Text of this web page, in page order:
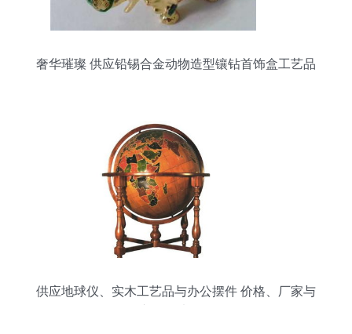
奢华璀璨 供应铅锡合金动物造型镶钻首饰盒工艺品
供应地球仪、实木工艺品与办公摆件 价格、厂家与